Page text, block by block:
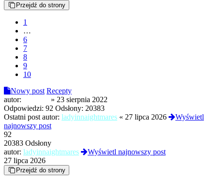
Przejdź do strony
1
…
6
7
8
9
10
Nowy post Recepty
autor:
» 23 sierpnia 2022
Odpowiedzi: 92 Odsłony: 20383
Ostatni post autor: ladyinnaightmares « 27 lipca 2026
Wyświetl
najnowszy post
92
20383 Odsłony
autor: ladyinnaightmares
Wyświetl najnowszy post
27 lipca 2026
Przejdź do strony